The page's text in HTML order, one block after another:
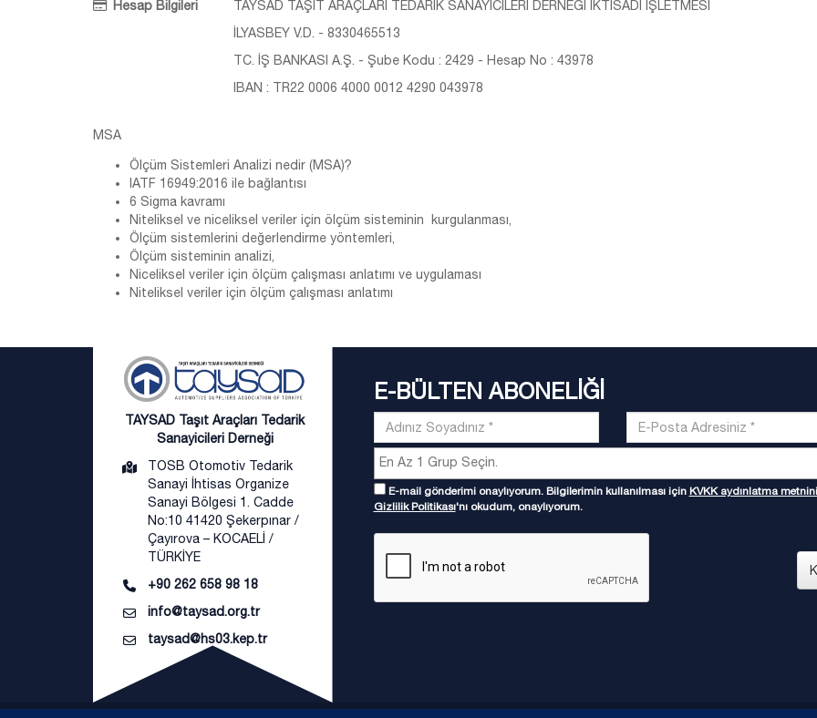
Hesap Bilgileri
TAYSAD TAŞIT ARAÇLARI TEDARİK SANAYİCİLERİ DERNEĞİ İKTİSADİ İŞLETMESİ
İLYASBEY V.D. - 8330465513
TC. İŞ BANKASI A.Ş. - Şube Kodu : 2429 - Hesap No : 43978
IBAN : TR22 0006 4000 0012 4290 043978
MSA
Ölçüm Sistemleri Analizi nedir (MSA)?
IATF 16949:2016 ile bağlantısı
6 Sigma kavramı
Niteliksel ve niceliksel veriler için ölçüm sisteminin kurgulanması,
Ölçüm sistemlerini değerlendirme yöntemleri,
Ölçüm sisteminin analizi,
Niceliksel veriler için ölçüm çalışması anlatımı ve uygulaması
Niteliksel veriler için ölçüm çalışması anlatımı
TAYSAD Taşıt Araçları Tedarik
Sanayicileri Derneği
TOSB Otomotiv Tedarik
Sanayi İhtisas Organize
Sanayi Bölgesi 1. Cadde
No:10 41420 Şekerpınar /
Çayırova – KOCAELİ /
TÜRKİYE
+90 262 658 98 18
info@taysad.org.tr
taysad@hs03.kep.tr
E-BÜLTEN ABONELİĞİ
E-mail gönderimi onaylıyorum. Bilgilerimin kullanılması için KVKK aydınlatma metnini
Gizlilik Politikası'nı okudum, onaylıyorum.